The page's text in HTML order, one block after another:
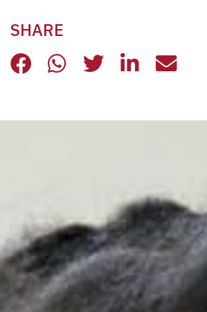
SHARE
LA STORIA DI
LA STORIA DI
LA STORIA
LA LA